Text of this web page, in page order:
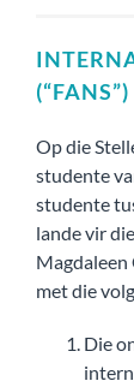
(“FANS”)
Op die
studente
studente
lande vir
Magdaleen
met die
Die